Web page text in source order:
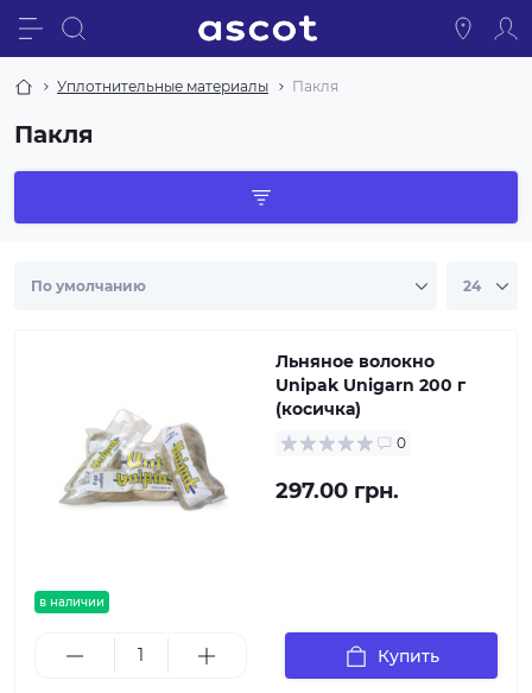
Уплотнительные материалы Пакля
Пакля
в наличии
Льняное волокно
Unipak Unigarn 200 г
(косичка)
0
297.00 грн.
Купить